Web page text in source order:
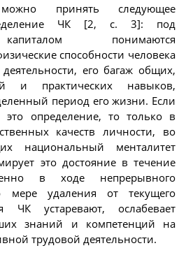
принять следующее
ЧК [2, с. 3]: под
понимаются
способности человека
его багаж общих,
и практических навыков,
период его жизни. Если
это определение, то только в
качеств личности, во
национальный менталитет
это достояние в течение
в ходе непрерывного
мере удаления от текущего
ЧК устаревают, ослабевает
знаний и компетенций на
трудовой деятельности.